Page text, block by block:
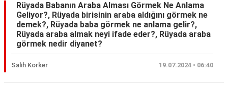
Deniz
Düğün
Rüyada Babanın Araba Alması Görmek Ne Anlama
Geliyor?, Rüyada birisinin araba aldığını görmek ne
demek?, Rüyada baba görmek ne anlama gelir?,
Rüyada araba almak neyi ifade eder?, Rüyada araba
görmek nedir diyanet?
Salih Korker 19.07.2024 • 06:40